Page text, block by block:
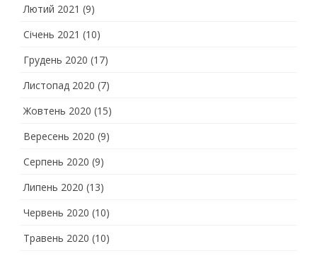
Лютий 2021 (9)
Січень 2021 (10)
Грудень 2020 (17)
Листопад 2020 (7)
Жовтень 2020 (15)
Вересень 2020 (9)
Серпень 2020 (9)
Липень 2020 (13)
Червень 2020 (10)
Травень 2020 (10)